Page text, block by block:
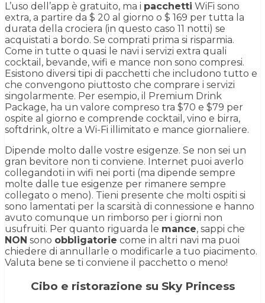
L’uso dell’app è gratuito, ma i pacchetti WiFi sono
extra, a partire da $ 20 al giorno o $ 169 per tutta la
durata della crociera (in questo caso 11 notti) se
acquistati a bordo. Se comprati prima si risparmia.
Come in tutte o quasi le navi i servizi extra quali
cocktail, bevande, wifi e mance non sono compresi.
Esistono diversi tipi di pacchetti che includono tutto e
che convengono piuttosto che comprare i servizi
singolarmente. Per esempio, il Premium Drink
Package, ha un valore compreso tra $70 e $79 per
ospite al giorno e comprende cocktail, vino e birra,
softdrink, oltre a Wi-Fi illimitato e mance giornaliere.
Dipende molto dalle vostre esigenze. Se non sei un
gran bevitore non ti conviene. Internet puoi averlo
collegandoti in wifi nei porti (ma dipende sempre
molte dalle tue esigenze per rimanere sempre
collegato o meno). Tieni presente che molti ospiti si
sono lamentati per la scarsità di connessione e hanno
avuto comunque un rimborso per i giorni non
usufruiti. Per quanto riguarda le mance, sappi che
NON sono obbligatorie come in altri navi ma puoi
chiedere di annullarle o modificarle a tuo piacimento.
Valuta bene se ti conviene il pacchetto o meno!
Cibo e ristorazione su Sky Princess